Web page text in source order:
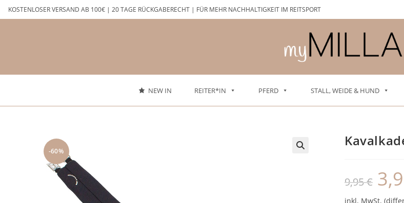
Zum
Inhalt
KOSTENLOSER VERSAND AB 100€ | 20 TAGE RÜCKGABERECHT | FÜR MEHR NACHHALTIGKEIT IM REITSPORT
NEW IN REITER*IN PFERD STALL, WEIDE & HUND
-60%
9,95€ Preis
war:
inkl. MwSt.